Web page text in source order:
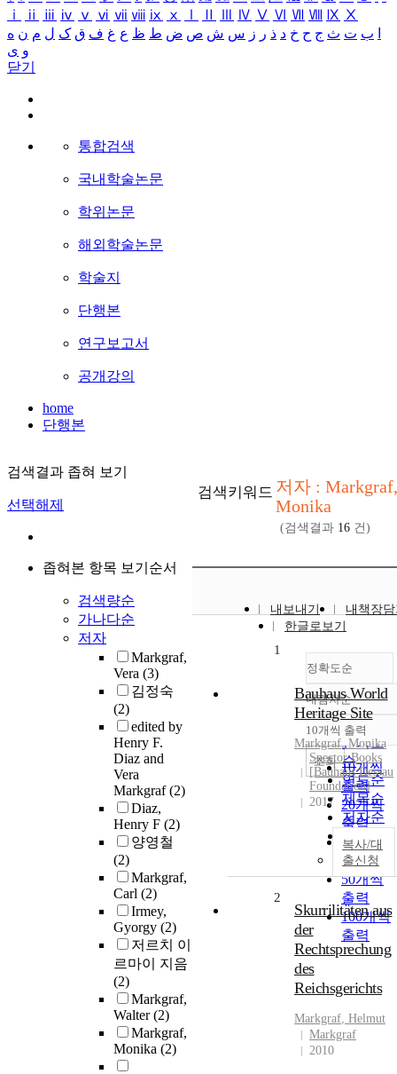
ⅰ
ⅱ ⅲ ⅳ ⅴ ⅵ ⅶ ⅷ ⅸ ⅹ Ⅳ Ⅴ Ⅵ Ⅶ Ⅷ Ⅸ Ⅹ
ب ت ث ج ح خ د ذ ر ز س ش ص ض ط ظ ع غ ف ق ک ل م ن ه
و ی
닫기
통합검색
국내학술논문
학위논문
해외학술논문
학술지
단행본
연구보고서
공개강의
home
단행본
검색결과 좁혀 보기
선택해제
좁혀본 항목 보기순서
검색량순
가나다순
저자
Markgraf,
Vera (3)
김정숙
(2)
edited by
Henry F.
Diaz and
Vera
Markgraf(2)
Diaz,
Henry F (2)
양영철
(2)
Markgraf,
Carl (2)
Irmey,
Gyorgy (2)
저르치 이
르마이 지음
(2)
Markgraf,
Walter(2)
Markgraf,
Monika (2)
검색키워드 저자 : Markgraf,
Monika
(검색결과 16 건)
내보내기
내책장
한글로보기
정확도순
정확도
순
인기도
순
연도순
제목순
저자순
발행기
관순
내림차순
내림차순
10개씩 출력
10개씩
출력
20개씩
출력
30개씩
출력
50개씩
출력
100개씩
출력
조회
1
Bauhaus World
Heritage Site
Markgraf, Monika
Spector Books
[Bauhaus Dessau
Foundation]
2017
복사/대
출신청
2
Skurrilitäten aus
der
Rechtsprechung
des
Reichsgerichts
Markgraf, Helmut
Markgraf
2010